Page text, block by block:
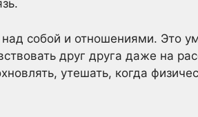
собой и отношениями. Это
друг друга даже на
утешать, когда